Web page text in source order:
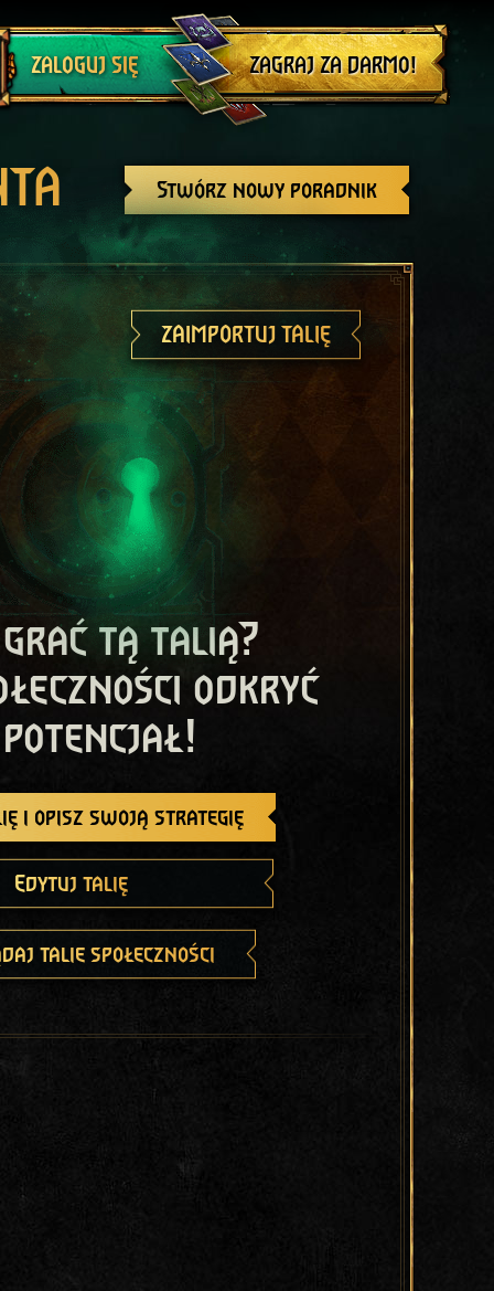
ZALOGUJ SIĘ
Wyloguj się
ZAGRAJ ZA DARMO!
Stwórz nowy poradnik
ZAIMPORTUJ TALIĘ
grać tą talią?
odkryć
i opisz swoją strategię
Edytuj talię
talie społeczności